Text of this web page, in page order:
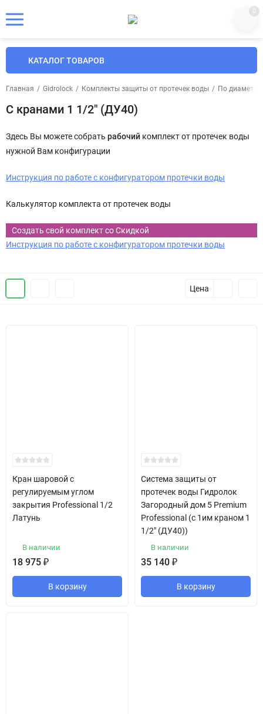
0
КАТАЛОГ ТОВАРОВ
Главная / Gidrolock / Комплекты защиты от протечек воды / По
С кранами 1 1/2" (ДУ40)
Здесь Вы можете собрать рабочий комплект от протечек воды
нужной Вам конфигурации
Инструкция по работе с конфигуратором протечки воды
Калькулятор комплекта от протечек воды
Создать свой комплект со Скидкой
Инструкция по работе с конфигуратором протечки воды
Цена
Кран шаровой с
регулируемым углом
закрытия Professional 1/2
Латунь
В наличии
18 975 ₽
В корзину
Система защиты от
протечек воды Гидролок
Загородный дом 5 Premium
Professional (с 1им краном 1
1/2" (ДУ40))
В наличии
35 140 ₽
В корзину